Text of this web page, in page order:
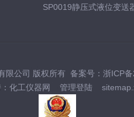
SP0019静压式液位变送
限公司 版权所有 备案号： 浙ICP
化工仪器网 管理登陆